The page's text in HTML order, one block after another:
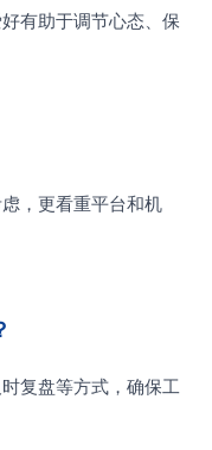
有助于调节心态、保
，更看重平台和机
复盘等方式，确保工